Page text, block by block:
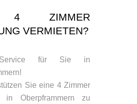
4 ZIMMER
VERMIETEN?
für Sie in
Sie eine 4 Zimmer
in Oberpframmern zu